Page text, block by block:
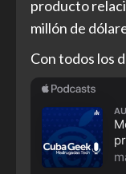
producto
millón de
Con todos los